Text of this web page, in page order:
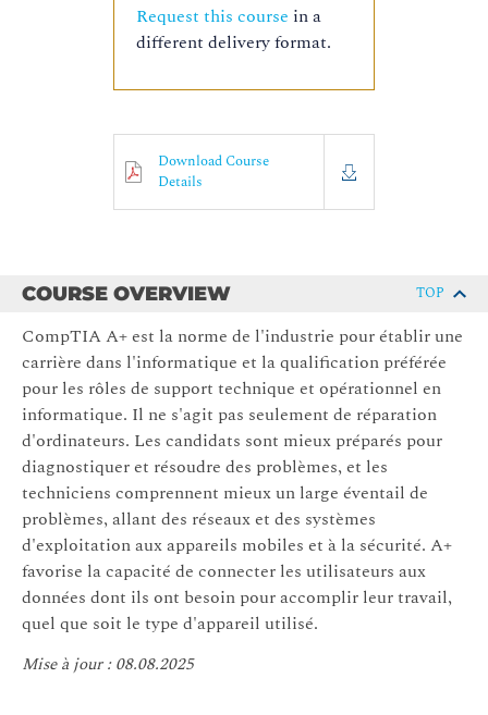
Request this course in a
different delivery format.
Download Course
Details
COURSE OVERVIEW TOP
CompTIA A+ est la norme de l'industrie pour établir une
carrière dans l'informatique et la qualification préférée
pour les rôles de support technique et opérationnel en
informatique. Il ne s'agit pas seulement de réparation
d'ordinateurs. Les candidats sont mieux préparés pour
diagnostiquer et résoudre des problèmes, et les
techniciens comprennent mieux un large éventail de
problèmes, allant des réseaux et des systèmes
d'exploitation aux appareils mobiles et à la sécurité. A+
favorise la capacité de connecter les utilisateurs aux
données dont ils ont besoin pour accomplir leur travail,
quel que soit le type d'appareil utilisé.
Mise à jour : 08.08.2025